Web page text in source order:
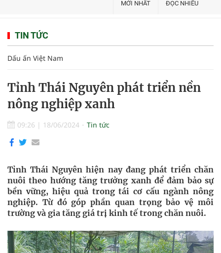
MỚI NHẤT ĐỌC NHIỀU
TIN TỨC
Dấu ấn Việt Nam
Tỉnh Thái Nguyên phát triển nền
nông nghiệp xanh
09:26 | 18/06/2024 Tin tức
Tỉnh Thái Nguyên hiện nay đang phát triển chăn
nuôi theo hướng tăng trưởng xanh để đảm bảo sự
bền vững, hiệu quả trong tái cơ cấu ngành nông
nghiệp. Từ đó góp phần quan trọng bảo vệ môi
trường và gia tăng giá trị kinh tế trong chăn nuôi.